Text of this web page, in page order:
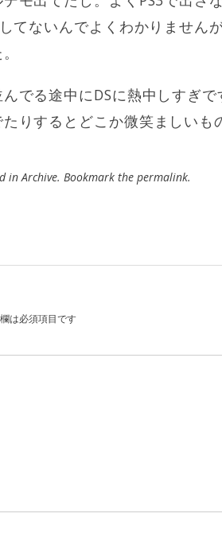
てないんでよくわかりません
でる途中にDSに熱中しすぎ
りするとどこか微笑ましいも
inArchive. Bookmark the permalink.
は必須項目です